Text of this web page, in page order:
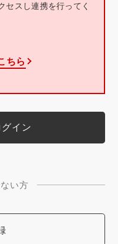
セスし連携を行ってく
ちら
い方